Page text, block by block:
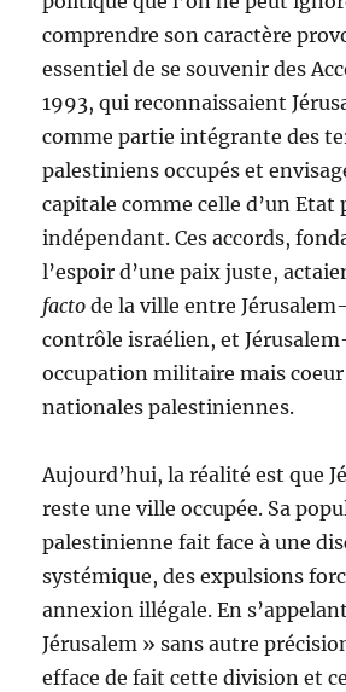
comprendre son caractère
essentiel de se souvenir des
1993, qui reconnaissaient
comme partie intégrante des
palestiniens occupés et
capitale comme celle d’un Etat
indépendant. Ces accords,
l’espoir d’une paix juste,
facto de la ville entre
contrôle israélien, et
occupation militaire mais
nationales palestiniennes.
Aujourd’hui, la réalité est que
reste une ville occupée. Sa
palestinienne fait face à une
systémique, des expulsions
annexion illégale. En
Jérusalem » sans autre
efface de fait cette division et